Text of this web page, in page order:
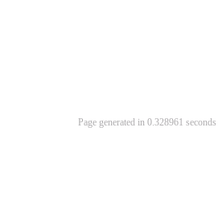
Page generated in 0.328961